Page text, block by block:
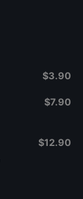
$3.90
$7.90
$12.90